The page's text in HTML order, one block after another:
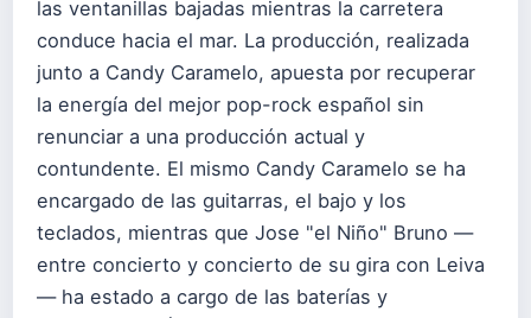
las ventanillas bajadas mientras la carretera
conduce hacia el mar. La producción, realizada
junto a Candy Caramelo, apuesta por recuperar
la energía del mejor pop-rock español sin
renunciar a una producción actual y
contundente. El mismo Candy Caramelo se ha
encargado de las guitarras, el bajo y los
teclados, mientras que Jose "el Niño" Bruno —
entre concierto y concierto de su gira con Leiva
— ha estado a cargo de las baterías y